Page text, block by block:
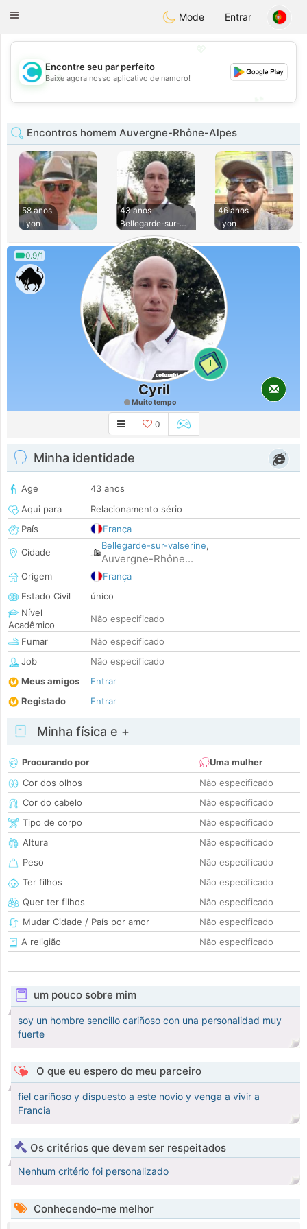
olombiaCitas
Toggle
Mode Entrar
💖
💕
Encontre seu par perfeito
Baixe agora nosso aplicativo de namoro!
Encontros homem Auvergne-Rhône-Alpes
58 anos
Lyon
43 anos
Bellegarde-sur-val
46 anos
Lyon
0.9/1
1
Cyril
Muito tempo
0
Minha identidade
Age
43 anos
Aqui para
Relacionamento sério
País
França
Cidade
Bellegarde-sur-valserine,
Auvergne-Rhône...
Origem
França
Estado Civil
único
Nível
Acadêmico
Não especificado
Fumar
Não especificado
Job
Não especificado
Meus amigos
Entrar
Registado
Entrar
Minha física e +
Procurando por
Uma mulher
Cor dos olhos
Não especificado
Cor do cabelo
Não especificado
Tipo de corpo
Não especificado
Altura
Não especificado
Peso
Não especificado
Ter filhos
Não especificado
Quer ter filhos
Não especificado
Mudar Cidade / País por amor
Não especificado
A religião
Não especificado
um pouco sobre mim
soy un hombre sencillo cariñoso con una personalidad muy
fuerte
O que eu espero do meu parceiro
fiel cariñoso y dispuesto a este novio y venga a vivir a
Francia
Os critérios que devem ser respeitados
Nenhum critério foi personalizado
Conhecendo-me melhor